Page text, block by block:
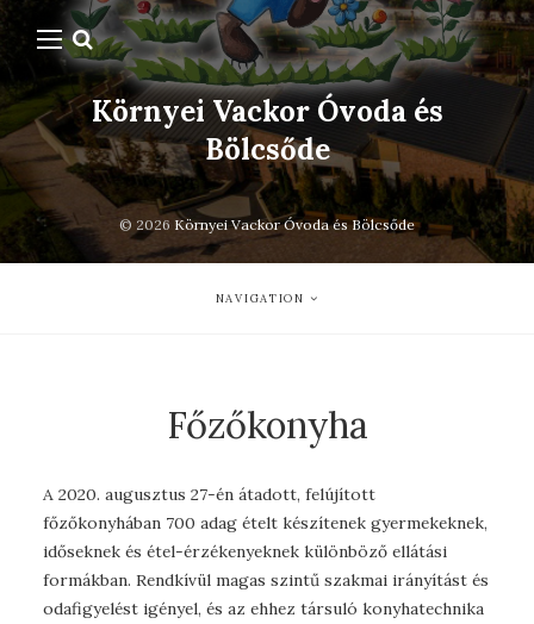
Környei Vackor Óvoda és
Bölcsőde
© 2026 Környei Vackor Óvoda és Bölcsőde
NAVIGATION
Főzőkonyha
A 2020. augusztus 27-én átadott, felújított
főzőkonyhában 700 adag ételt készítenek gyermekeknek,
időseknek és étel-érzékenyeknek különböző ellátási
formákban. Rendkívül magas szintű szakmai irányítást és
odafigyelést igényel, és az ehhez társuló konyhatechnika